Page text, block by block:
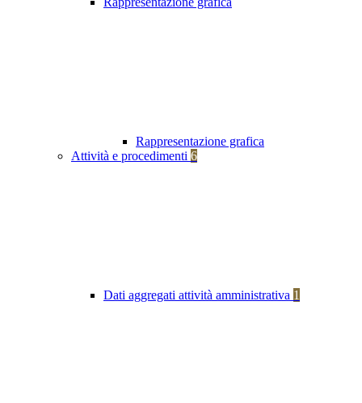
Rappresentazione grafica
Attività e procedimenti 6
Dati aggregati attività amministrativa 1